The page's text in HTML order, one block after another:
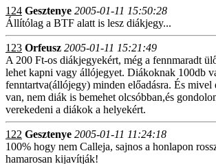
124 Gesztenye 2005-01-11 15:50:28
Állítólag a BTF alatt is lesz diákjegy...
123 Orfeusz 2005-01-11 15:21:49
A 200 Ft-os diákjegyekért, még a fennmaradt
lehet kapni vagy állójegyet. Diákoknak 100db
fenntartva(állójegy) minden előadásra. És
van, nem diák is bemehet olcsóbban,és
verekedeni a diákok a helyekért.
122 Gesztenye 2005-01-11 11:24:18
100% hogy nem Calleja, sajnos a honlapon
hamarosan kijavítják!